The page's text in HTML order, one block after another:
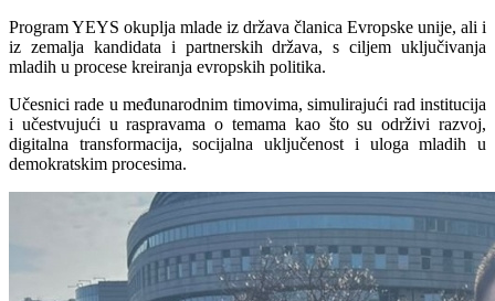
Program YEYS okuplja mlade iz država članica Evropske unije, ali i
iz zemalja kandidata i partnerskih država, s ciljem uključivanja
mladih u procese kreiranja evropskih politika.
Učesnici rade u međunarodnim timovima, simulirajući rad institucija
i učestvujući u raspravama o temama kao što su održivi razvoj,
digitalna transformacija, socijalna uključenost i uloga mladih u
demokratskim procesima.